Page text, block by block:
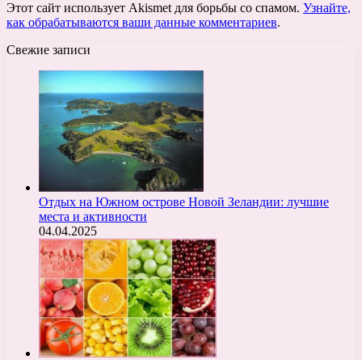
Этот сайт использует Akismet для борьбы со спамом. Узнайте,
как обрабатываются ваши данные комментариев.
Свежие записи
Отдых на Южном острове Новой Зеландии: лучшие
места и активности
04.04.2025